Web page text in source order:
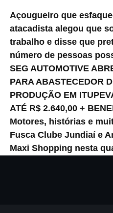
Açougueiro que
atacadista alegou que
trabalho e disse que
número de pessoas
SEG AUTOMOTIVE
PARA ABASTECEDOR
PRODUÇÃO EM
ATÉ R$ 2.640,00 +
Motores, histórias e
Fusca Clube Jundiaí e
Maxi Shopping nesta